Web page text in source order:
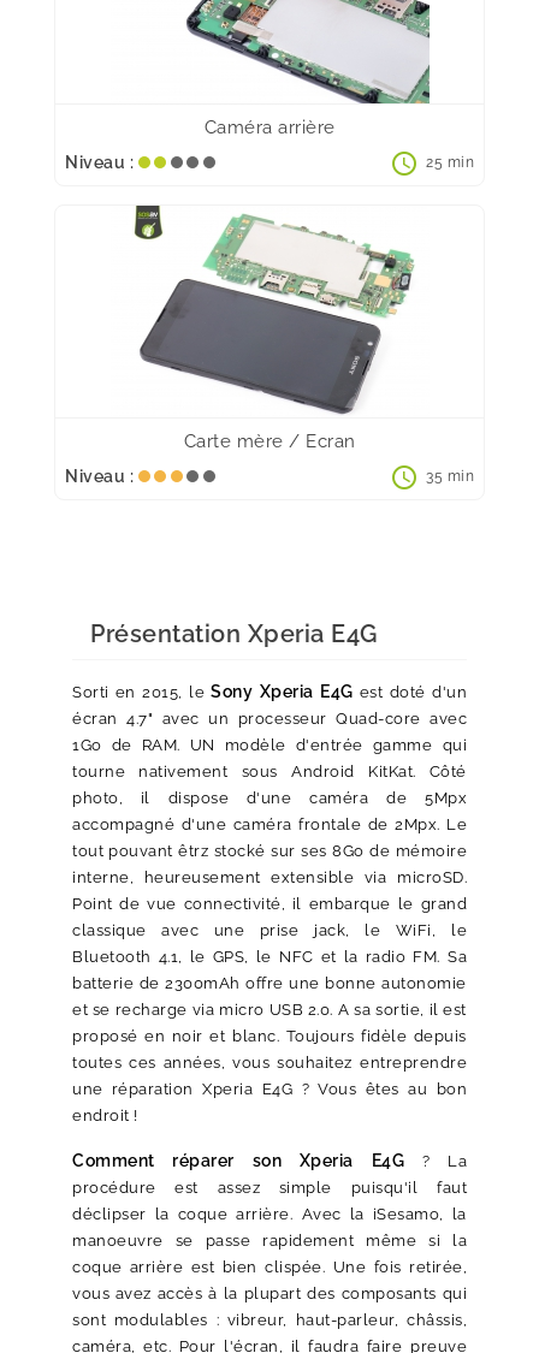
Caméra arrière
Niveau : schedule 25 min
Carte mère / Ecran
Niveau : schedule 35 min
Présentation Xperia E4G
Sorti en 2015, leSony Xperia E4G est doté d'un
écran 4.7" avec un processeur Quad-core avec
1Go de RAM. UN modèle d'entrée gamme qui
tourne nativement sous Android KitKat. Côté
photo, il dispose d'une caméra de 5Mpx
accompagné d'une caméra frontale de 2Mpx. Le
tout pouvant êtrz stocké sur ses 8Go de mémoire
interne, heureusement extensible via microSD.
Point de vue connectivité, il embarque le grand
classique avec une prise jack, le WiFi, le
Bluetooth 4.1, le GPS, le NFC et la radio FM. Sa
batterie de 2300mAh offre une bonne autonomie
et se recharge via micro USB 2.0. A sa sortie, il est
proposé en noir et blanc. Toujours fidèle depuis
toutes ces années, vous souhaitez entreprendre
une réparation Xperia E4G ? Vous êtes au bon
endroit !
Comment réparer son Xperia E4G ? La
procédure est assez simple puisqu'il faut
déclipser la coque arrière. Avec la iSesamo, la
manoeuvre se passe rapidement même si la
coque arrière est bien clispée. Une fois retirée,
vous avez accès à la plupart des composants qui
sont modulables : vibreur, haut-parleur, châssis,
caméra, etc. Pour l'écran, il faudra faire preuve